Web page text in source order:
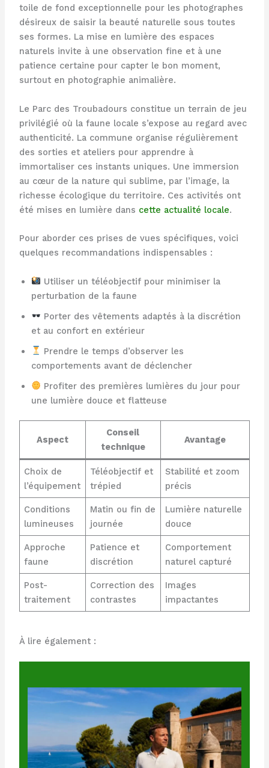
toile de fond exceptionnelle pour les photographes
désireux de saisir la beauté naturelle sous toutes
ses formes. La mise en lumière des espaces
naturels invite à une observation fine et à une
patience certaine pour capter le bon moment,
surtout en photographie animalière.
Le Parc des Troubadours constitue un terrain de jeu
privilégié où la faune locale s’expose au regard avec
authenticité. La commune organise régulièrement
des sorties et ateliers pour apprendre à
immortaliser ces instants uniques. Une immersion
au cœur de la nature qui sublime, par l’image, la
richesse écologique du territoire. Ces activités ont
été mises en lumière dans cette actualité locale.
Pour aborder ces prises de vues spécifiques, voici
quelques recommandations indispensables :
Utiliser un téléobjectif pour minimiser la
perturbation de la faune
Porter des vêtements adaptés à la discrétion
et au confort en extérieur
Prendre le temps d’observer les
comportements avant de déclencher
Profiter des premières lumières du jour pour
une lumière douce et flatteuse
Aspect
Conseil
technique
Avantage
Choix de
l’équipement
Téléobjectif et
trépied
Stabilité et zoom
précis
Conditions
lumineuses
Matin ou fin de
journée
Lumière naturelle
douce
Approche
faune
Patience et
discrétion
Comportement
naturel capturé
Post-
traitement
Correction des
contrastes
Images
impactantes
À lire également :